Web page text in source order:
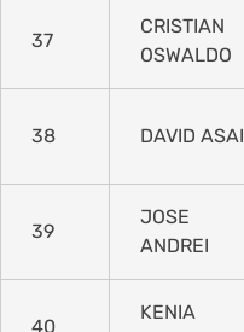
37
CRISTIAN
OSWALDO
38 DAVID ASAI
39
JOSE
ANDREI
40
KENIA